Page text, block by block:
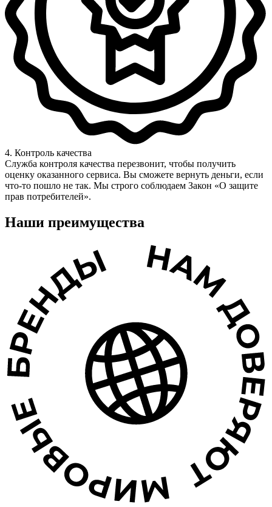
4. Контроль качества
Служба контроля качества перезвонит, чтобы получить
оценку оказанного сервиса. Вы сможете вернуть деньги, если
что-то пошло не так. Мы строго соблюдаем Закон «О защите
прав потребителей».
Наши преимущества